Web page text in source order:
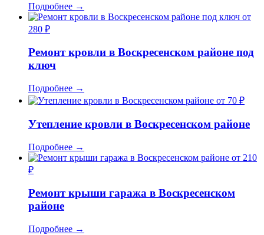
Подробнее →
от
280 ₽
Ремонт кровли в Воскресенском районе под
ключ
Подробнее →
от 70 ₽
Утепление кровли в Воскресенском районе
Подробнее →
от 210
₽
Ремонт крыши гаража в Воскресенском
районе
Подробнее →